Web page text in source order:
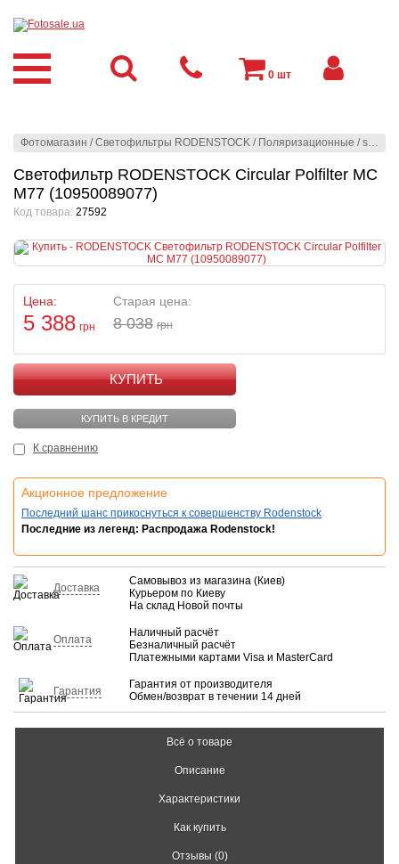
Фотомагазин /Светофильтры RODENSTOCK / Поляризационные /slim mc - Мультипросветленные
Светофильтр RODENSTOCK Circular Polfilter MC
M77 (10950089077)
Код товара: 27592
Цена:
5 388 грн
Старая цена:
8 038 грн
КУПИТЬ
КУПИТЬ В КРЕДИТ
К сравнению
Акционное предложение
Последний шанс прикоснуться к совершенству Rodenstock
Последние из легенд: Распродажа Rodenstock!
Доставка
Самовывоз из магазина (Киев)
Курьером по Киеву
На склад Новой почты
Оплата
Наличный расчёт
Безналичный расчёт
Платежными картами Visa и MasterCard
Гарантия
Гарантия от производителя
Обмен/возврат в течении 14 дней
Всё о товаре
Описание
Характеристики
Как купить
Отзывы (0)
0 шт